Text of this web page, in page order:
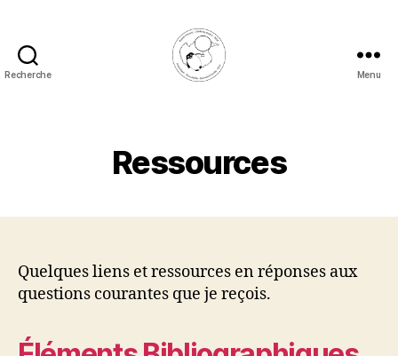
Recherche Menu
Ressources
Quelques liens et ressources en réponses aux
questions courantes que je reçois.